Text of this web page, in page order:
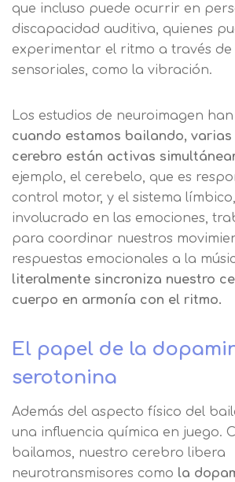
que incluso puede ocurrir en
discapacidad auditiva, quienes
experimentar el ritmo a través
sensoriales, como la vibración.
Los estudios de neuroimagen
cuando estamos bailando,
cerebro están activas
ejemplo, el cerebelo, que es
control motor, y el sistema
involucrado en las emociones,
para coordinar nuestros
respuestas emocionales a la
literalmente sincroniza nuestro
cuerpo en armonía con el ritmo.
El papel de la
serotonina
Además del aspecto físico del
una influencia química en juego.
bailamos, nuestro cerebro libera
neurotransmisores como la